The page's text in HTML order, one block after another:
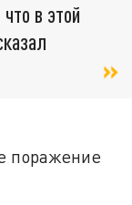
в этой
поражение